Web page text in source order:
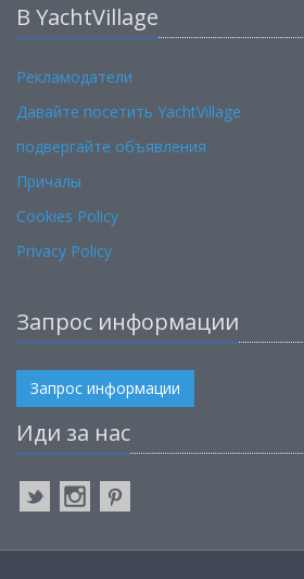
В YachtVillage
Рекламодатели
Давайте посетить YachtVillage
подвергайте объявления
Причалы
Cookies Policy
Privacy Policy
Запрос информации
Запрос информации
Иди за нас